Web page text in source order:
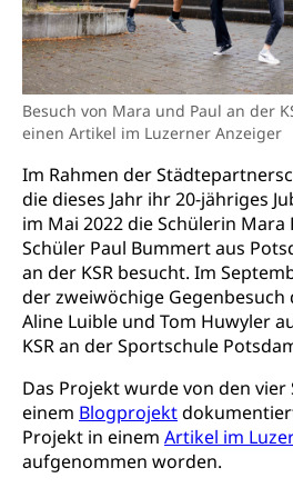
Besuch von Mara und Paul an der
einen Artikel im Luzerner Anzeiger
Im Rahmen der
die dieses Jahr ihr 20-jähriges
im Mai 2022 die Schülerin Mara
Schüler Paul Bummert aus
an der KSR besucht. Im
der zweiwöchige Gegenbesuch
Aline Luible und Tom Huwyler
KSR an der Sportschule
Das Projekt wurde von den vier
einem Blogprojekt
Projekt in einem Artikel im
aufgenommen worden.
Bildungsgutscheine
Bildung &
Fachperson
Fachperson
Allgemeinbildung für
Berufsberatung
Grundkompetenzen
Bildung & Berufsabschluss
Lehre nach dem
Höhere
Berufsabschluss für
Lehre, Berufsfachschule,
Berufsberatung,
Berufswahl & Berufsberatung,
Lehrstellensuche,
Brückenangebote,
Fachstelle Berufsbildung
Schulen und
Integrationsvorlehre
Fremdsprachen in der
Informationen für
Vertreter
Informationen für
Schnupperlehre &
Beruf & Weiterbildung
Hochschule Fachhochschule
Studium, Hochschulstudium,
Campus
Campus Horw
Fachstelle
Hochschule
Pädagogische Hochschule
Mittelschulen
Gymnasium,
Kantonsschule,
Fachklasse Grafik Luzern,
FMS, Fachmittelschulen,
Berufsmatura BM,
Vollzeitschulen mit BM